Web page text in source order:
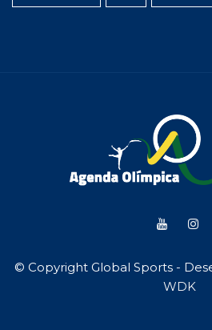
© Copyright Global Sports -
WDK